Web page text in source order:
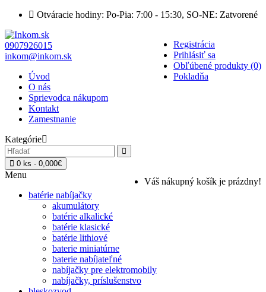
Otváracie hodiny: Po-Pia: 7:00 - 15:30, SO-NE: Zatvorené
Registrácia
Prihlásiť sa
Obľúbené produkty (0)
Pokladňa
0907926015
inkom@inkom.sk
Úvod
O nás
Sprievodca nákupom
Kontakt
Zamestnanie
Kategórie
0 ks - 0,000€
Váš nákupný košík je prázdny!
Menu
batérie nabíjačky
akumulátory
batérie alkalické
batérie klasické
batérie lithiové
baterie miniatúrne
baterie nabíjateľné
nabíjačky pre elektromobily
nabíjačky, príslušenstvo